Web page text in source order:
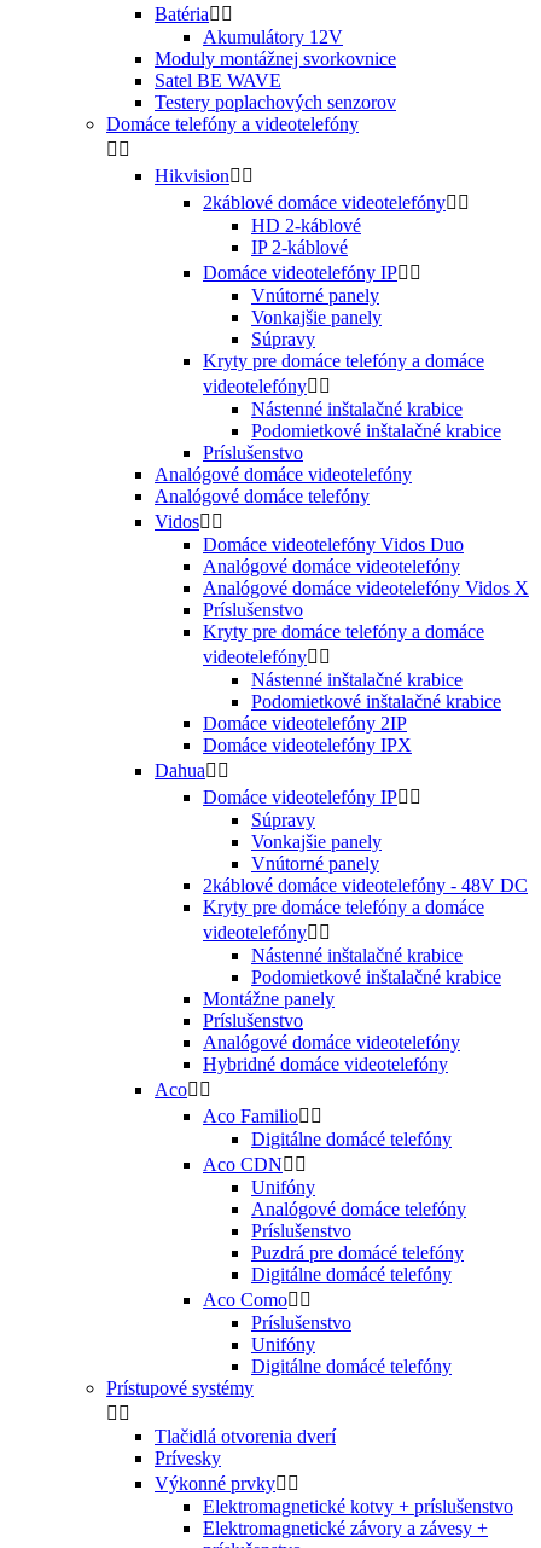
Batéria 
Akumulátory 12V
Moduly montážnej svorkovnice
Satel BE WAVE
Testery poplachových senzorov
Domáce telefóny a videotelefóny
 
Hikvision 
2káblové domáce videotelefóny 
HD 2-káblové
IP 2-káblové
Domáce videotelefóny IP 
Vnútorné panely
Vonkajšie panely
Súpravy
Kryty pre domáce telefóny a domáce
videotelefóny 
Nástenné inštalačné krabice
Podomietkové inštalačné krabice
Príslušenstvo
Analógové domáce videotelefóny
Analógové domáce telefóny
Vidos 
Domáce videotelefóny Vidos Duo
Analógové domáce videotelefóny
Analógové domáce videotelefóny Vidos X
Príslušenstvo
Kryty pre domáce telefóny a domáce
videotelefóny 
Nástenné inštalačné krabice
Podomietkové inštalačné krabice
Domáce videotelefóny 2IP
Domáce videotelefóny IPX
Dahua 
Domáce videotelefóny IP 
Súpravy
Vonkajšie panely
Vnútorné panely
2káblové domáce videotelefóny - 48V DC
Kryty pre domáce telefóny a domáce
videotelefóny 
Nástenné inštalačné krabice
Podomietkové inštalačné krabice
Montážne panely
Príslušenstvo
Analógové domáce videotelefóny
Hybridné domáce videotelefóny
Aco 
Aco Familio 
Digitálne domácé telefóny
Aco CDN 
Unifóny
Analógové domáce telefóny
Príslušenstvo
Puzdrá pre domácé telefóny
Digitálne domácé telefóny
Aco Como 
Príslušenstvo
Unifóny
Digitálne domácé telefóny
Prístupové systémy
 
Tlačidlá otvorenia dverí
Prívesky
Výkonné prvky 
Elektromagnetické kotvy + príslušenstvo
Elektromagnetické závory a závesy +